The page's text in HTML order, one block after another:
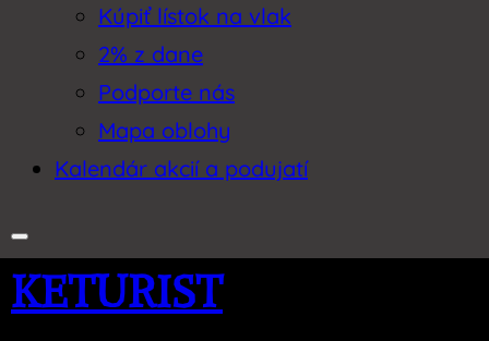
Kúpiť lístok na vlak
2% z dane
Podporte nás
Mapa oblohy
Kalendár akcií a podujatí
KETURIST